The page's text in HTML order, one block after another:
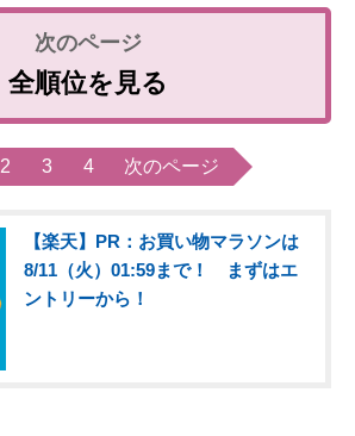
全順位を見る
2 3 4 次のページ
【楽天】PR：お買い物マラソンは
8/11（火）01:59まで！ まずはエ
ントリーから！